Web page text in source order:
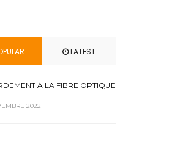
LATEST
À LA FIBRE OPTIQUE
2022